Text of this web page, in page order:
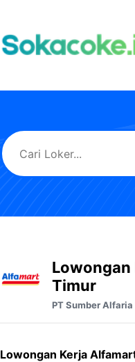
Lowongan
Timur
PT Sumber
Lowongan Kerja